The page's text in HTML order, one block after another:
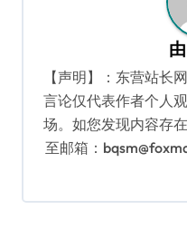
由
【声明】：东营站长
言论仅代表作者个人
场。如您发现内容存
至邮箱：